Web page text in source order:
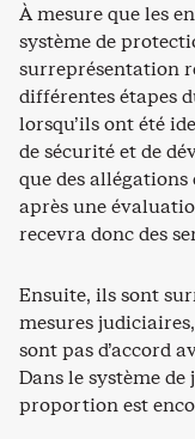
À mesure que les
système de
surreprésentation
différentes étapes
lorsqu’ils ont été
de sécurité et de
que des
après une
recevra donc des
Ensuite, ils sont
mesures
sont pas d’accord
Dans le système
proportion est